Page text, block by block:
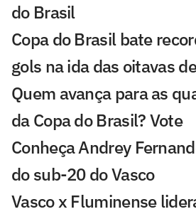
do Brasil
Copa do Brasil bate
gols na ida das oitavas
Quem avança para as
da Copa do Brasil? Vote
Conheça Andrey
do sub-20 do Vasco
Vasco x Fluminense